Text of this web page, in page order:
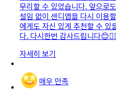
무리할 수 있었습니다. 앞으로
설임 없이 센디앱을 다시 이용
에게도 자신 있게 추천할 수 있
다. 다시한번 감사드립니다
자세히 보기
매우 만족